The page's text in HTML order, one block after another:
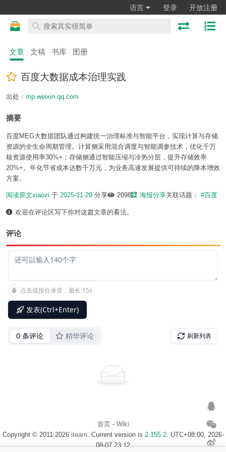
语言 登录 开放注册
文章 文稿 书库 图册
百度大数据成本治理实践
出处： mp.weixin.qq.com
摘要
百度MEG大数据团队通过构建统一治理标准与智能平台，实现计算与存储
资源的全生命周期管理。计算侧采用混合调度与智能调参技术，优化千万
核资源使用率30%+；存储侧通过智能压缩与冷热分层，提升存储效率
20%+。年化节省成本达数千万元，为业务高速发展提供可持续的降本增效
方案。
阅读原文xiaozi 于 2025-11-20 分享 2098 海报分享关联话题： #百度
欢迎在评论区写下你对这篇文章的看法。
评论
首页- Wiki
Copyright © 2011-2026 iteam. Current version is 2.155.2. UTC+08:00, 2026-
08-07 23:12